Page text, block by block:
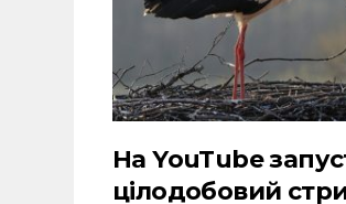
На YouTube
цілодобовий